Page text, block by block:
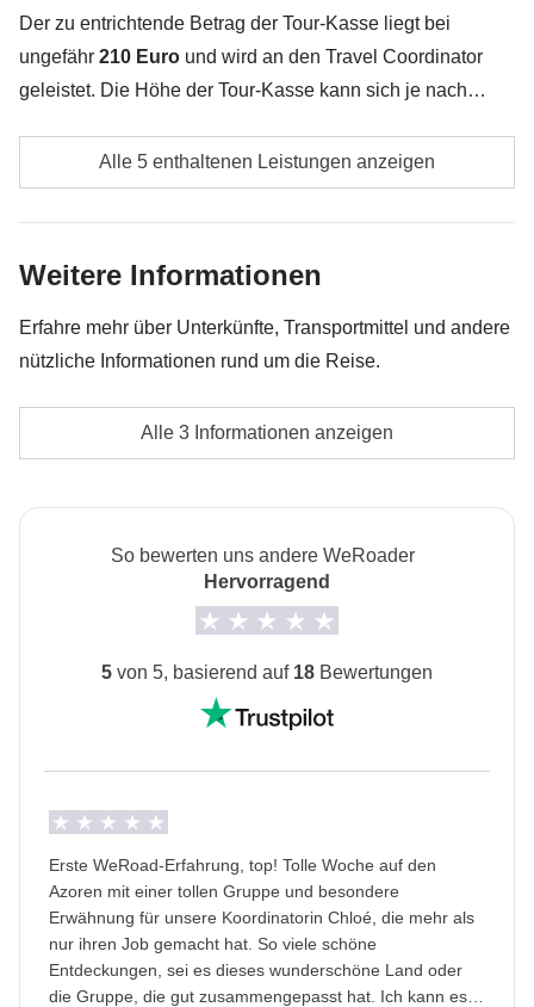
Alles, was nicht unter „Was ist inbegriffen“ erwähnt
wird
Der zu entrichtende Betrag der Tour-Kasse liegt bei
ungefähr 210 Euro und wird an den Travel Coordinator
geleistet. Die Höhe der Tour-Kasse kann sich je nach
unternimmt, ändern. Das restliche Geld wird den
Teilnehmern am Ende der Reise zurückerstattet. Und
keine Sorge, unsere Travel Coordinator versuchen immer
Lokale Transporte
einzelnen Mitglieder der Gruppe einigen, sowie der
Anteil des Travel Coordinators. Aktivitäten, die über
Bedingungen gelten; WeRoad greift nicht in die
Verwaltung ein und übernimmt keine Verantwortung
Alle 5 enthaltenen Leistungen anzeigen
Weitere Informationen
Erfahre mehr über Unterkünfte, Transportmittel und andere
nützliche Informationen rund um die Reise.
Unterkunft
Transport
Alle Details anzeigen
Alle 3 Informationen anzeigen
So bewerten uns andere WeRoader
Hervorragend
5 von 5, basierend auf 18 Bewertungen
Erste WeRoad-Erfahrung, top! Tolle Woche auf den
Azoren mit einer tollen Gruppe und besondere
Erwähnung für unsere Koordinatorin Chloé, die mehr als
nur ihren Job gemacht hat. So viele schöne
Entdeckungen, sei es dieses wunderschöne Land oder
die Gruppe, die gut zusammengepasst hat. Ich kann es